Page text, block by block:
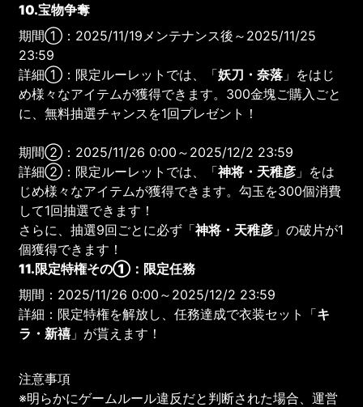
10.宝物争奪
期間①：2025/11/19メンテナンス後～2025/11/25
23:59
詳細①：限定ルーレットでは、「妖刀・奈落 」をはじ
め様々なアイテムが獲得できます。300金塊ご購入ごと
に、無料抽選チャンスを1回プレゼント！
期間②：2025/11/26 0:00～2025/12/2 23:59
詳細②：限定ルーレットでは、「神将・天稚彦 」をは
じめ様々なアイテムが獲得できます。勾玉を300個消費
して1回抽選できます！
さらに、抽選9回ごとに必ず「神将・天稚彦 」の破片が1
個獲得できます！
11.限定特権その①：限定任務
期間：2025/11/26 0:00～2025/12/2 23:59
詳細：限定特権を解放し、任務達成で衣装セット「キ
ラ・新禧」が貰えます！
注意事項
※明らかにゲームルール違反だと判断された場合、運営